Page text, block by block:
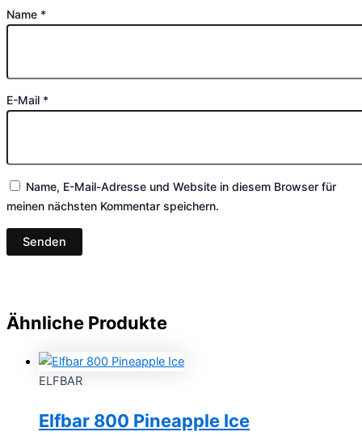
Name *
E-Mail *
Name, E-Mail-Adresse und Website in diesem Browser für
meinen nächsten Kommentar speichern.
Ähnliche Produkte
ELFBAR
Elfbar 800 Pineapple Ice